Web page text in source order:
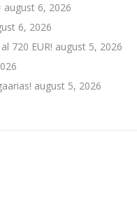
august 6, 2026
6, 2026
720 EUR! august 5, 2026
august 5, 2026